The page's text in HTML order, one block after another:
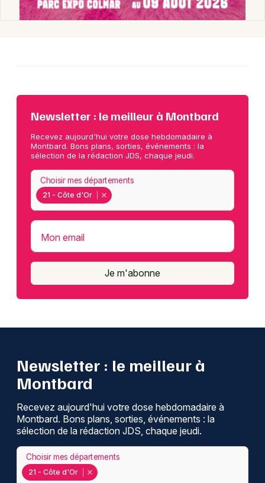
Newsletter : le meilleur à Montbard
Recevez aujourd'hui votre dose hebdomadaire à
Montbard. Bons plans, sorties, événements : la
sélection de la rédaction JDS, chaque jeudi.
21 - Côte d'Or
Choisir mes départements
Mon email
Je m'abonne
Newsletter : le meilleur à
Montbard
Recevez aujourd'hui votre dose hebdomadaire à
Montbard. Bons plans, sorties, événements : la
sélection de la rédaction JDS, chaque jeudi.
21 - Côte d'Or
Choisir mes départements